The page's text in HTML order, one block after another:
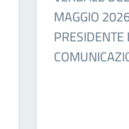
MAGGIO
PRESIDENTE